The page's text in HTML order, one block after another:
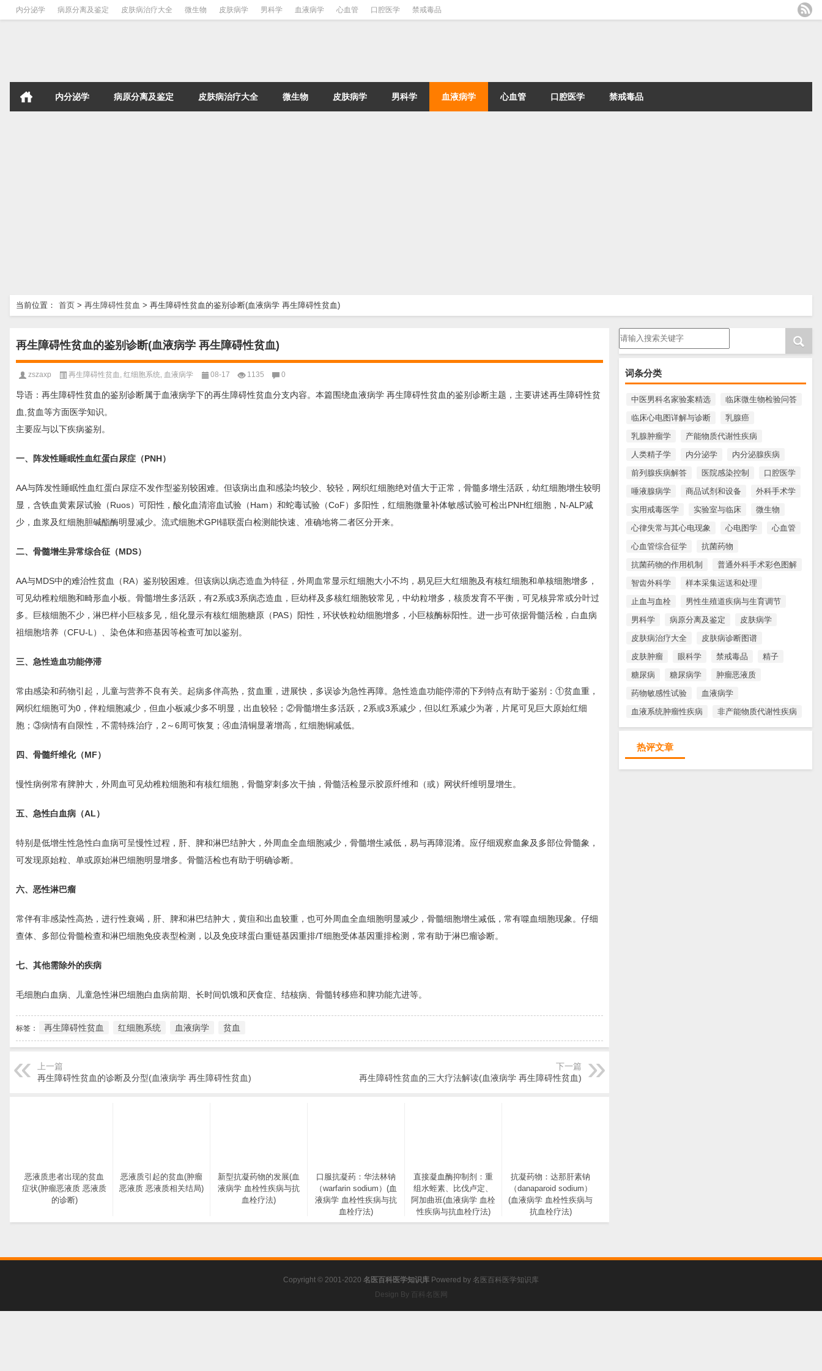
内分泌学 病原分离及鉴定 皮肤病治疗大全 微生物 皮肤病学 男科学 血液病学 心血管 口腔医学 禁戒毒品
内分泌学 病原分离及鉴定 皮肤病治疗大全 微生物 皮肤病学 男科学 血液病学 心血管 口腔医学 禁戒毒品
当前位置： 首页 > 再生障碍性贫血 > 再生障碍性贫血的鉴别诊断(血液病学 再生障碍性贫血)
请输入搜索内容
词条分类
中医男科名家验案精选
临床微生物检验问答
临床心电图详解与诊断
乳腺癌
乳腺肿瘤学
产能物质代谢性疾病
人类精子学
内分泌学
内分泌腺疾病
前列腺疾病解答
医院感染控制
口腔医学
唾液腺病学
商品试剂和设备
外科手术学
实用戒毒医学
实验室与临床
微生物
心律失常与其心电现象
心电图学
心血管
心血管综合征学
抗菌药物
抗菌药物的作用机制
普通外科手术彩色图解
智齿外科学
样本采集运送和处理
止血与血栓
男性生殖道疾病与生育调节
男科学
病原分离及鉴定
皮肤病学
皮肤病治疗大全
皮肤病诊断图谱
皮肤肿瘤
眼科学 禁戒毒品
精子
糖尿病
糖尿病学
肿瘤恶液质
药物敏感性试验
血液病学
血液系统肿瘤性疾病
非产能物质代谢性疾病
热评文章
再生障碍性贫血的鉴别诊断(血液病学 再生障碍性贫血)
zszaxp 再生障碍性贫血 , 红细胞系统, 血液病学 08-17 1135 0
导语：再生障碍性贫血的鉴别诊断属于血液病学下的再生障碍性贫血分支内容。本篇围绕血液病学 再生障碍性贫血的鉴别诊断主题，主要讲述再生障碍性贫
血,贫血等方面医学知识。
主要应与以下疾病鉴别。
一、阵发性睡眠性血红蛋白尿症（PNH）
AA与阵发性睡眠性血红蛋白尿症不发作型鉴别较困难。但该病出血和感染均较少、较轻，网织红细胞绝对值大于正常，骨髓多增生活跃，幼红细胞增生较明
显，含铁血黄素尿试验（Ruos）可阳性，酸化血清溶血试验（Ham）和蛇毒试验（CoF）多阳性，红细胞微量补体敏感试验可检出PNH红细胞，N-ALP减
少，血浆及红细胞胆碱酯酶明显减少。流式细胞术GPI锚联蛋白检测能快速、准确地将二者区分开来。
二、骨髓增生异常综合征（MDS）
AA与MDS中的难治性贫血（RA）鉴别较困难。但该病以病态造血为特征，外周血常显示红细胞大小不均，易见巨大红细胞及有核红细胞和单核细胞增多，
可见幼稚粒细胞和畸形血小板。骨髓增生多活跃，有2系或3系病态造血，巨幼样及多核红细胞较常见，中幼粒增多，核质发育不平衡，可见核异常或分叶过
多。巨核细胞不少，淋巴样小巨核多见，组化显示有核红细胞糖原（PAS）阳性，环状铁粒幼细胞增多，小巨核酶标阳性。进一步可依据骨髓活检，白血病
祖细胞培养（CFU-L）、染色体和癌基因等检查可加以鉴别。
三、急性造血功能停滞
常由感染和药物引起，儿童与营养不良有关。起病多伴高热，贫血重，进展快，多误诊为急性再障。急性造血功能停滞的下列特点有助于鉴别：①贫血重，
网织红细胞可为0，伴粒细胞减少，但血小板减少多不明显，出血较轻；②骨髓增生多活跃，2系或3系减少，但以红系减少为著，片尾可见巨大原始红细
胞；③病情有自限性，不需特殊治疗，2～6周可恢复；④血清铜显著增高，红细胞铜减低。
四、骨髓纤维化（MF）
慢性病例常有脾肿大，外周血可见幼稚粒细胞和有核红细胞，骨髓穿刺多次干抽，骨髓活检显示胶原纤维和（或）网状纤维明显增生。
五、急性白血病（AL）
特别是低增生性急性白血病可呈慢性过程，肝、脾和淋巴结肿大，外周血全血细胞减少，骨髓增生减低，易与再障混淆。应仔细观察血象及多部位骨髓象，
可发现原始粒、单或原始淋巴细胞明显增多。骨髓活检也有助于明确诊断。
六、恶性淋巴瘤
常伴有非感染性高热，进行性衰竭，肝、脾和淋巴结肿大，黄疸和出血较重，也可外周血全血细胞明显减少，骨髓细胞增生减低，常有噬血细胞现象。仔细
查体、多部位骨髓检查和淋巴细胞免疫表型检测，以及免疫球蛋白重链基因重排/T细胞受体基因重排检测，常有助于淋巴瘤诊断。
七、其他需除外的疾病
毛细胞白血病、儿童急性淋巴细胞白血病前期、长时间饥饿和厌食症、结核病、骨髓转移癌和脾功能亢进等。
标签： 再生障碍性贫血 红细胞系统 血液病学 贫血
上一篇
再生障碍性贫血的诊断及分型(血液病学 再生障碍性贫血)
下一篇
再生障碍性贫血的三大疗法解读(血液病学 再生障碍性贫血)
恶液质患者出现的贫血
症状(肿瘤恶液质 恶液质
的诊断)
恶液质引起的贫血(肿瘤
恶液质 恶液质相关结局)
新型抗凝药物的发展(血
液病学 血栓性疾病与抗
血栓疗法)
口服抗凝药：华法林钠
（warfarin sodium）(血
液病学 血栓性疾病与抗
血栓疗法)
直接凝血酶抑制剂：重
组水蛭素、比伐卢定、
阿加曲班(血液病学 血栓
性疾病与抗血栓疗法)
抗凝药物：达那肝素钠
（danaparoid sodium）
(血液病学 血栓性疾病与
抗血栓疗法)
Copyright © 2001-2020 名医百科医学知识库 Powered by 名医百科医学知识库
Design By 百科名医网